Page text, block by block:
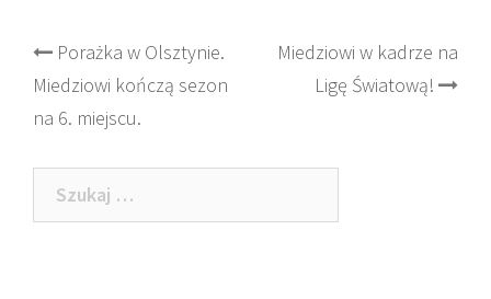
Post
navigation
Porażka w Olsztynie.
Miedziowi kończą sezon
na 6. miejscu.
Miedziowi w kadrze na
Ligę Światową!
Szukaj: